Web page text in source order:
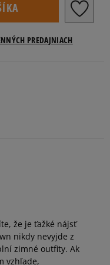
PREDAJNIACH
že je ťažké nájsť
nikdy nevyjde z
zimné outfity. Ak
vzhľade,